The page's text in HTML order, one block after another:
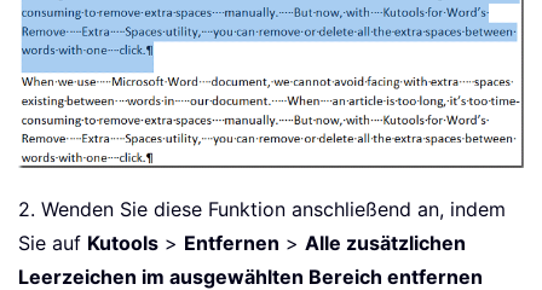
2. Wenden Sie diese Funktion anschließend an, indem
Sie auf Kutools > Entfernen > Alle zusätzlichen
Leerzeichen im ausgewählten Bereich entfernen